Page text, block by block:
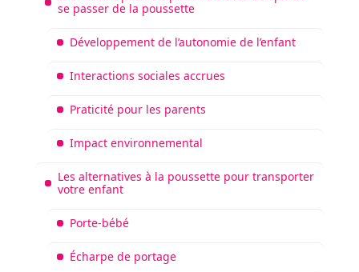
se passer de la poussette
Développement de l’autonomie de l’enfant
Interactions sociales accrues
Praticité pour les parents
Impact environnemental
Les alternatives à la poussette pour transporter
votre enfant
Porte-bébé
Écharpe de portage